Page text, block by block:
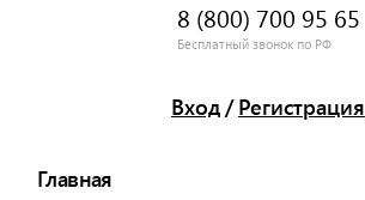
8 (800) 700 95 65
Бесплатный звонок по РФ
Вход/ Регистрация
Главная